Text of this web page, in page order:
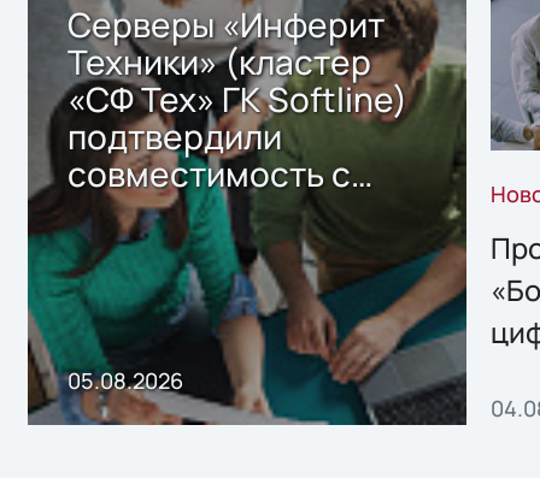
Серверы «Инферит
Техники» (кластер
«СФ Тех» ГК Softline)
подтвердили
совместимость с
решением Sharx
Storage 2.x для
хранения данных
05.08.2026